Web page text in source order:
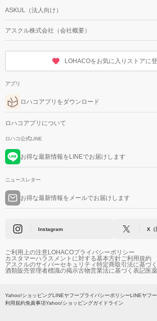
ASKUL（法人向け）
アスクル株式会社（会社概要）
LOHACOをお気に入りストアに
アプリ
ロハコアプリをダウンロード
ロハコアプリについて
ロハコ公式LINE
お得な最新情報をLINEでお届けします
ニュースレター
お得な最新情報をメールでお届けします
Instagram X（
ご利用上の注意LOHACOプライバシーポリシー
カスタマーハラスメントに対する基本方針ご利用規約
アスクルのサイバーセキュリティ特定商取引法に基づ
酒類販売管理者標識の掲示古物営業法に基づく表記医
Yahoo!ショッピングLINEヤフープライバシーポリシーLINEヤフ
利用規約免責事項Yahoo!ショッピングガイドライン